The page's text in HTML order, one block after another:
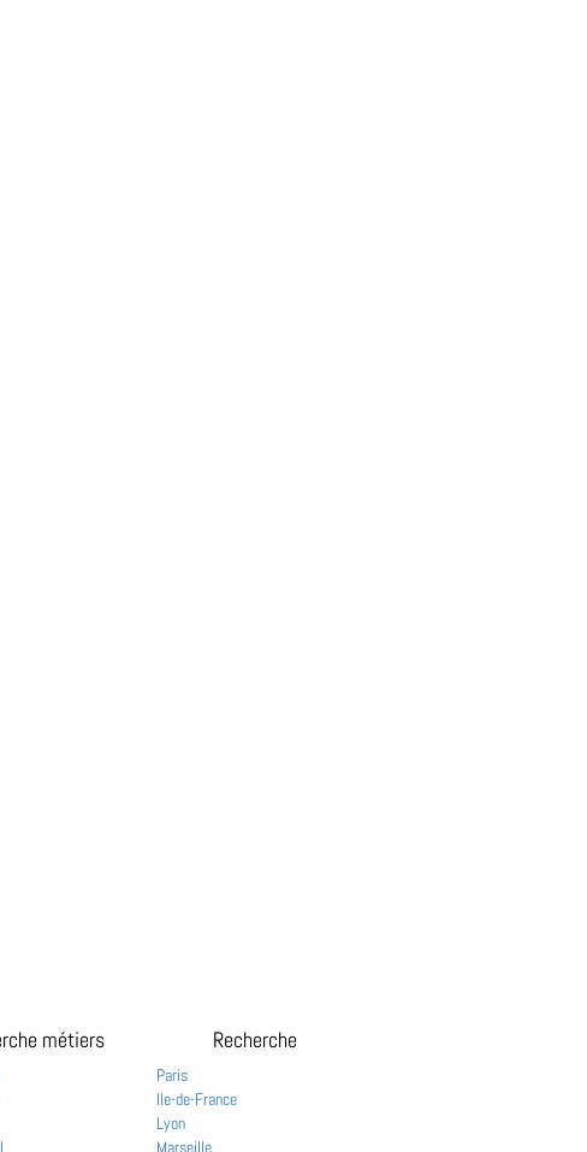
métiers Recherche
Paris
Ile-de-France
Lyon
Marseille